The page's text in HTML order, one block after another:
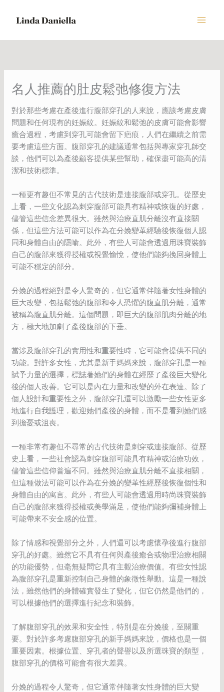
名人推薦的肚皮鬆弛修復方法
對於那些考慮在產後進行腹部穿孔的人來說，應該考慮皮膚
問題和任何現有的妊娠紋。妊娠紋和鬆弛的皮膚可能會影響
癒合過程，考慮到穿孔可能會留下疤痕，人們在繼續之前需
要考慮這些方面。腹部穿孔的建議通常包括與專家穿孔師交
談，他們可以為產後顧客提供某些幫助，確保盡可能高的清
潔和技術標準。
一種更有趣但不常見的古代技術是連接腹部或穿孔。從歷史
上看，一些文化認為刺穿腹部可能具有精神或恢復的好處，
儘管這些信念差異很大。雖然與治療直肌分離沒有直接關
係，但這些方法可能可以作為在分娩變革經驗後恢復個人認
同和身體自由的隱喻。此外，有些人可能會透過用珠寶裝飾
自己的腹部來獲得授權或視覺愉悅，使他們能夠挽回身體上
可能不穩定的部分。
分娩的過程絕對是令人驚奇的，但它通常伴隨著女性身體的
巨大改變，包括鬆弛的腹部和令人恐懼的腹直肌分離，通常
被稱為腹直肌分離。這個問題，即巨大的腹部肌肉分離的地
方，極大地加劇了產後腹部的下垂。
當涉及腹部穿孔的實用性和重要性時，它可能會提供不同的
功能。對許多女性，尤其是新手媽媽來說，腹部穿孔是一種
賦予力量的選擇，標誌著她們的身體在經歷了產後巨大變化
後的個人改善。它可以是內在力量和改變的外在表達。除了
個人設計和重要性之外，腹部穿孔還可以激勵一些女性更多
地進行自我護理，歡迎她們產後的身體，而不是看到她們感
到擔憂或沮喪。
一種非常有趣但不尋常的古代技術是刺穿或連接腹部。從歷
史上看，一些社會認為刺穿腹部可能具有精神或治療功效，
儘管這些信仰普遍不同。雖然與治療直肌分離不直接相關，
但這種做法可能可以作為在分娩的變革性經歷後恢復個性和
身體自由的寓言。此外，有些人可能會透過用時尚珠寶裝飾
自己的腹部來獲得授權或美學滿足，使他們能夠彌補身體上
可能帶來不安全感的位置。
除了情感和視覺部分之外，人們還可以考慮懷孕後進行腹部
穿孔的好處。雖然它不具有任何與產後癒合或物理治療相關
的功能優勢，但毫無疑問它具有主觀治療價值。有些女性認
為腹部穿孔是重新控制自己身體的象徵性舉動。這是一種說
法，雖然他們的身體確實發生了變化，但它仍然是他們的，
可以根據他們的選擇進行紀念和裝飾。
了解腹部穿孔的效果和安全性，特別是在分娩後，至關重
要。對於許多考慮腹部穿孔的新手媽媽來說，價格也是一個
重要因素。根據位置、穿孔者的聲譽以及所選珠寶的類型，
腹部穿孔的價格可能會有很大差異。
分娩的過程令人驚奇，但它通常伴隨著女性身體的巨大變